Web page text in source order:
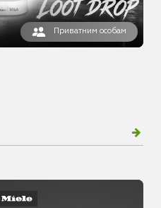
Приватним особам